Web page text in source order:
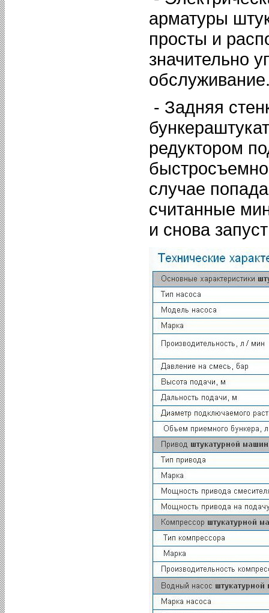
арматуры
просты и
значительно
- Задняя
редуктором
случае
считанные
и снова